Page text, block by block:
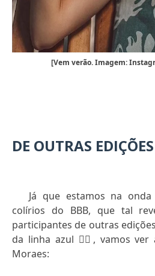
[Vem verão. Imagem:
DE OUTRAS
Já que estamos na
colírios do BBB, que tal
participantes de outras
da linha azul 👇🏻 , vamos ver
Moraes: